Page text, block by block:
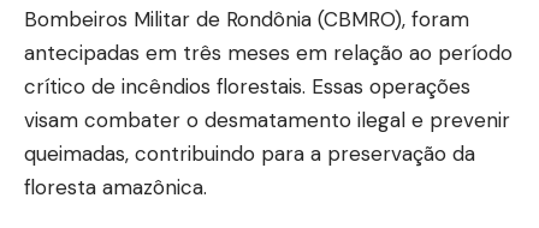
Bombeiros Militar de Rondônia (CBMRO), foram
antecipadas em três meses em relação ao período
crítico de incêndios florestais. Essas operações
visam combater o desmatamento ilegal e prevenir
queimadas, contribuindo para a preservação da
floresta amazônica.